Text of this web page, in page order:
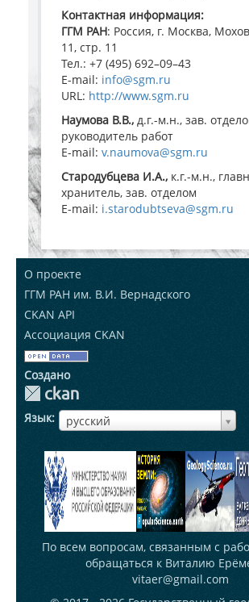
Контактная информация:
ГГМ РАН: Россия, г. Москва,
11, стр. 11
Тел.: +7 (495) 692–09–43
E-mail: info@sgm.ru
URL: http://www.sgm.ru
Наумова В.В., д.г.-м.н., зав.
руководитель работ
E-mail: v.naumova@sgm.ru
Стародубцева И.А., к.г.-м.н.,
хранитель, зав. отделом
E-mail: i.starodubtseva@sgm.ru
О проекте
ГГМ РАН им. В.И. Вернадского
CKAN API
Ассоциация CKAN
Создано
Язык русский
ЯзыкЯзык
По всем вопросам, связанным с
обращаться к Виталию
vitaer@gmail.com